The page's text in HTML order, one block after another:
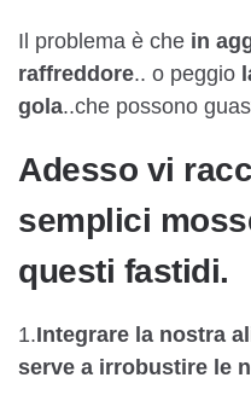
Il problema è che in
raffreddore.. o peggio
gola..che possono
Adesso vi
semplici
questi fastidi.
1.Integrare la nostra
serve a irrobustire le